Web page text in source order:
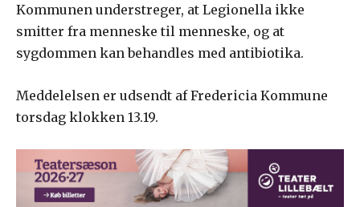
Kommunen understreger, at Legionella ikke
smitter fra menneske til menneske, og at
sygdommen kan behandles med antibiotika.
Meddelelsen er udsendt af Fredericia Kommune
torsdag klokken 13.19.